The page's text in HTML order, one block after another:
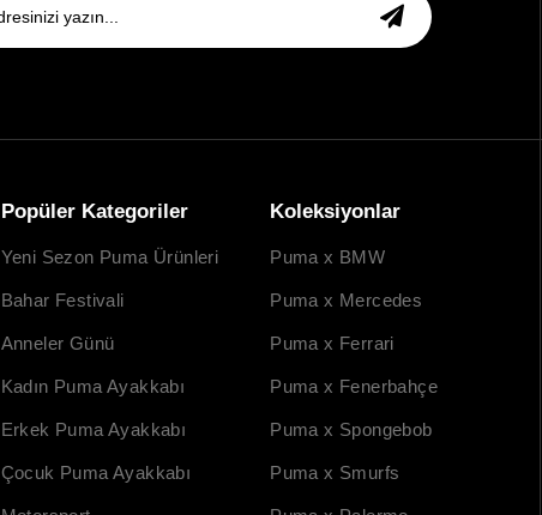
Popüler Kategoriler
Yeni Sezon Puma Ürünleri
Bahar Festivali
Anneler Günü
Kadın Puma Ayakkabı
Erkek Puma Ayakkabı
Çocuk Puma Ayakkabı
Koleksiyonlar
Puma x BMW
Puma x Mercedes
Puma x Ferrari
Puma x Fenerbahçe
Puma x Spongebob
Puma x Smurfs